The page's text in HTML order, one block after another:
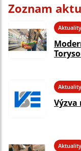
Zoznam
Aktuality
Aktuality
Aktuality